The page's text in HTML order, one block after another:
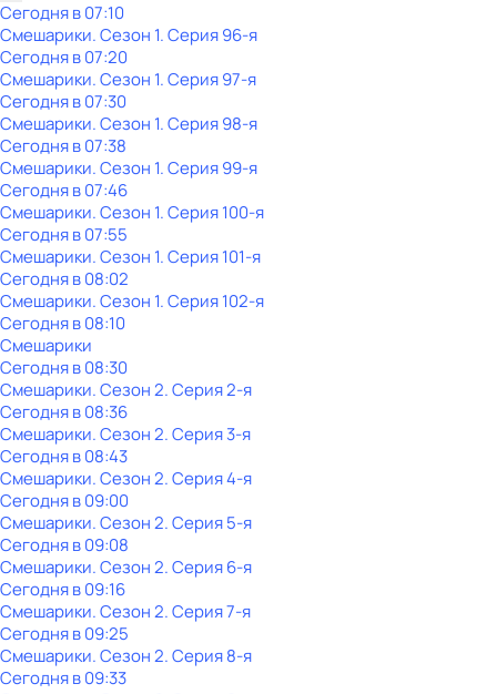
Сегодня в 07:10
Смешарики. Сезон 1. Серия 96-я
Сегодня в 07:20
Смешарики. Сезон 1. Серия 97-я
Сегодня в 07:30
Смешарики. Сезон 1. Серия 98-я
Сегодня в 07:38
Смешарики. Сезон 1. Серия 99-я
Сегодня в 07:46
Смешарики. Сезон 1. Серия 100-я
Сегодня в 07:55
Смешарики. Сезон 1. Серия 101-я
Сегодня в 08:02
Смешарики. Сезон 1. Серия 102-я
Сегодня в 08:10
Смешарики
Сегодня в 08:30
Смешарики. Сезон 2. Серия 2-я
Сегодня в 08:36
Смешарики. Сезон 2. Серия 3-я
Сегодня в 08:43
Смешарики. Сезон 2. Серия 4-я
Сегодня в 09:00
Смешарики. Сезон 2. Серия 5-я
Сегодня в 09:08
Смешарики. Сезон 2. Серия 6-я
Сегодня в 09:16
Смешарики. Сезон 2. Серия 7-я
Сегодня в 09:25
Смешарики. Сезон 2. Серия 8-я
Сегодня в 09:33